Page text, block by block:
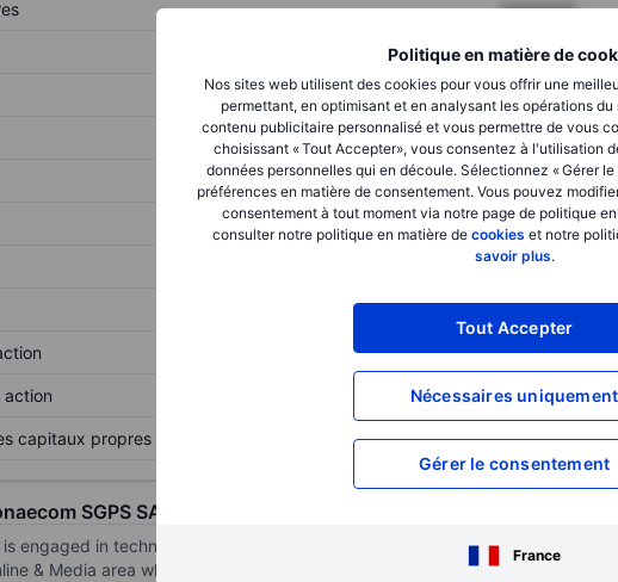
Politique en matière de
Nos sites web utilisent des cookies pour vous offrir une
permettant, en optimisant et en analysant les opérations
contenu publicitaire personnalisé et vous permettre de vous
choisissant « Tout Accepter», vous consentez à l'utilisation
données personnelles qui en découle. Sélectionnez « Gérer
préférences en matière de consentement. Vous pouvez
consentement à tout moment via notre page de politique
consulter notre politique en matière de cookies et notre
savoir plus.
Tout Accepter
Nécessaires uniquement
Gérer le consentement
France
XXXXXXX
XXXXXXX
XXXXXXX
XXXXXXX
XXXXXXX
XXXXXXX
XXXXXXX
action XXXXXXX
capitaux propres XXXXXXX
Ouvrir un
SGPS SA
is engaged in technology, media and telecommunications . The business
& Media area where there are businesses such as the Publico daily,